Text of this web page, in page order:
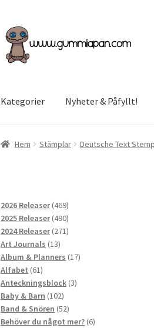
Hoppa
till
navigering
Hoppa
till
innehåll
Kategorier Nyheter & Påfyllt!
Hem Stämplar Deutsche Text
2026 Releaser 469469
produkter
2025 Releaser 490490
produkter
2024 Releaser 271271
Art Journals 1313
produkter
Album & Planners 1717
Alfabet 6161
produkter
Anteckningsblock 33
Baby & Barn 102102
produkter
Band & Snören 5252
produkter
Behöver du något mer? 66